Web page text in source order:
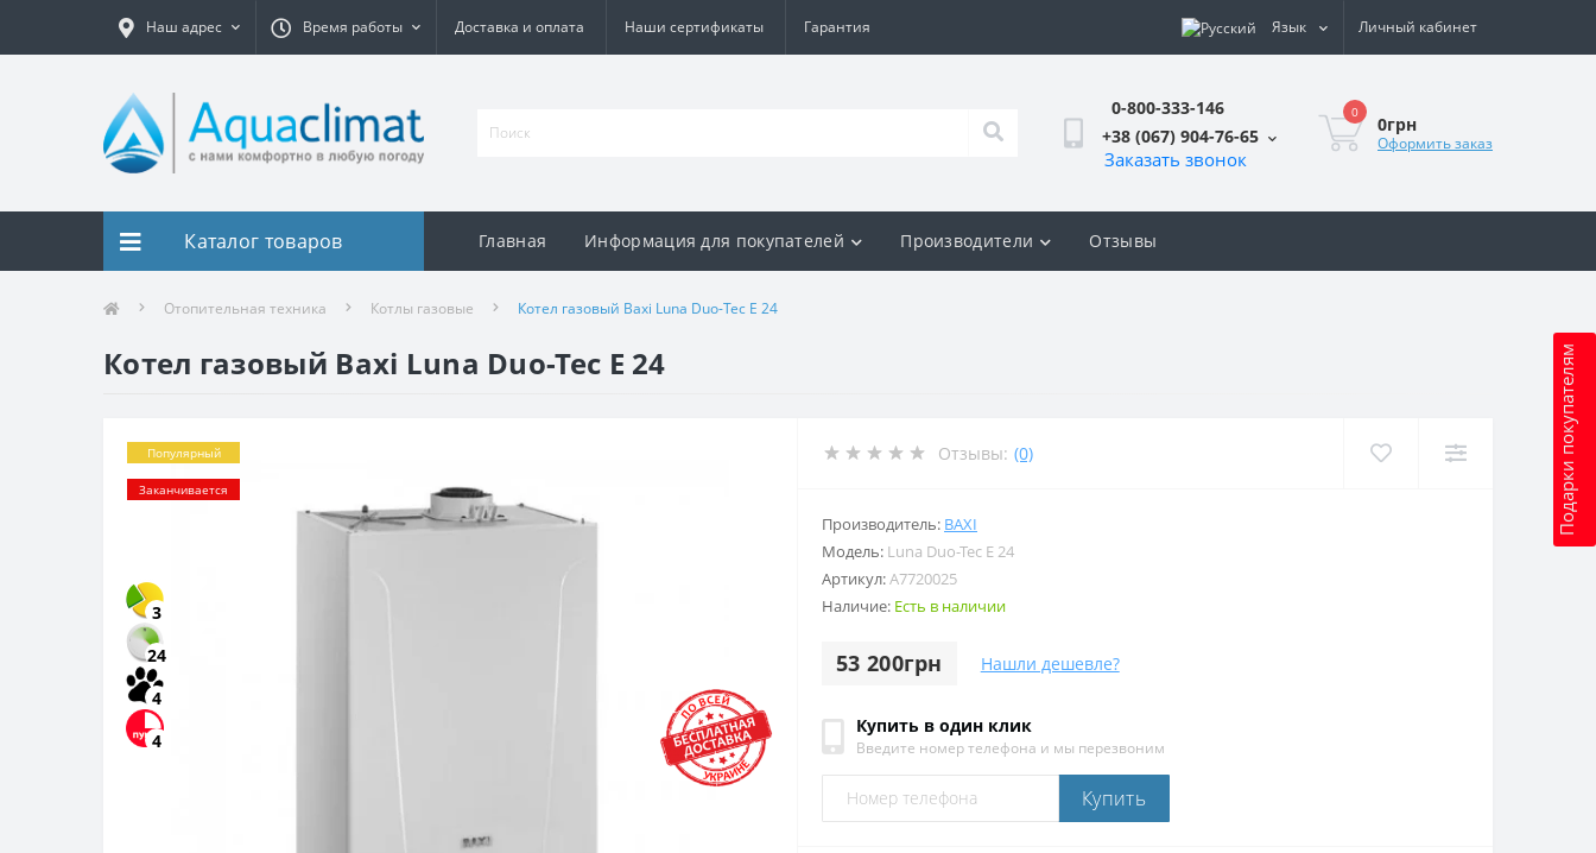
Наш адрес Время работы Доставка и оплата Наши сертификаты Гарантия Язык Личный кабинет
0-800-333-146
+38 (067) 904-76-65
Заказать звонок
0
0грн
Оформить заказ
Подарки покупателям
Каталог товаров Главная Информация для покупателей Производители Отзывы
Отопительная техника Котлы газовые Котел газовый Baxi Luna Duo-Tec E 24
Котел газовый Baxi Luna Duo-Tec E 24
Популярный
Заканчивается
3
24
4
4
Отзывы: (0)
Производитель: BAXI
Модель: Luna Duo-Tec E 24
Артикул:A7720025
Наличие: Есть в наличии
53 200грн Нашли дешевле?
Купить в один клик
Введите номер телефона и мы перезвоним
Купить